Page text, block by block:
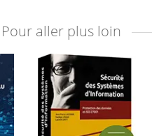
Pour aller plus loin